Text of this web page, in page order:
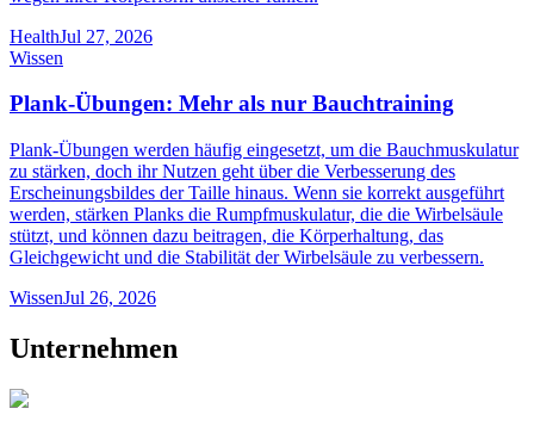
HealthJul 27, 2026
Wissen
Plank-Übungen: Mehr als nur Bauchtraining
Plank-Übungen werden häufig eingesetzt, um die Bauchmuskulatur
zu stärken, doch ihr Nutzen geht über die Verbesserung des
Erscheinungsbildes der Taille hinaus. Wenn sie korrekt ausgeführt
werden, stärken Planks die Rumpfmuskulatur, die die Wirbelsäule
stützt, und können dazu beitragen, die Körperhaltung, das
Gleichgewicht und die Stabilität der Wirbelsäule zu verbessern.
WissenJul 26, 2026
Unternehmen